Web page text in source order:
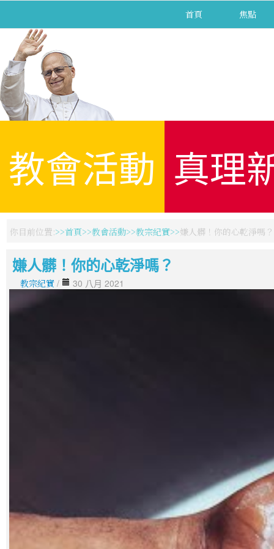
首頁 焦點
教會活動 真理
你目前位置: 首頁 教會活動 教宗紀實 嫌人髒！你的心乾淨嗎？
嫌人髒！你的心乾淨嗎？
教宗紀實 / 30 八月 2021